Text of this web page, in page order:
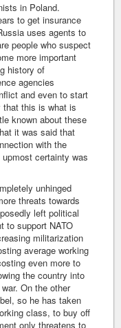
in Poland.
to get insurance
uses agents to
people who suspect
more important
history of
agencies
and even to start
that this is what is
known about these
it was said that
with the
certainty was
unhinged
threats towards
left political
to support NATO
militarization
average working
even more to
the country into
On the other
so he has taken
class, to buy off
only threatens to